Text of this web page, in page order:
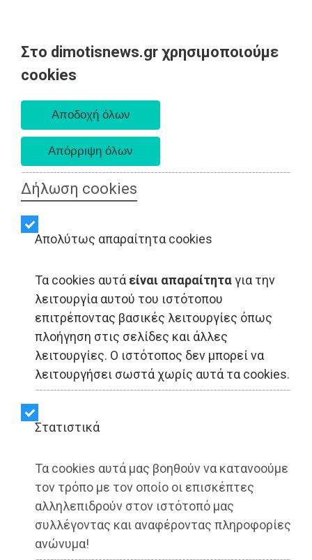
Στο dimotisnews.gr χρησιμοποιούμε
cookies
Δήλωση cookies
Απολύτως απαραίτητα cookies
Τα cookies αυτά είναι απαραίτηταγια την
λειτουργία αυτού του ιστότοπου
επιτρέποντας βασικές λειτουργίες όπως
πλοήγηση στις σελίδες και άλλες
λειτουργίες. Ο ιστότοπος δεν μπορεί να
λειτουργήσει σωστά χωρίς αυτά τα cookies.
Στατιστικά
Τα cookies αυτά μας βοηθούν να κατανοούμε
τον τρόπο με τον οποίο οι επισκέπτες
αλληλεπιδρούν στον ιστότοπό μας
συλλέγοντας και αναφέροντας πληροφορίες
ανώνυμα!
ΑΥΤΟΔΙΟΙΚΗΣΗ - Ραφήνα
«Σύγχρονη Πολιτεία-
Συνεργασία Ενεργών
Πολιτών»: Η αλήθεια για
το Μελτέμι και οι
προεκλογικές
υποσχέσεις χωρίς
αντίκρισμα